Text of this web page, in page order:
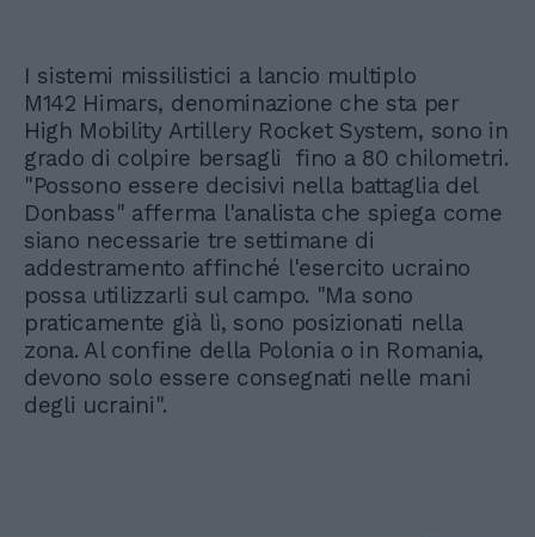
I sistemi missilistici a lancio multiplo
M142 Himars, denominazione che sta per
High Mobility Artillery Rocket System, sono in
grado di colpire bersagli fino a 80 chilometri.
"Possono essere decisivi nella battaglia del
Donbass" afferma l'analista che spiega come
siano necessarie tre settimane di
addestramento affinché l'esercito ucraino
possa utilizzarli sul campo. "Ma sono
praticamente già lì, sono posizionati nella
zona. Al confine della Polonia o in Romania,
devono solo essere consegnati nelle mani
degli ucraini".